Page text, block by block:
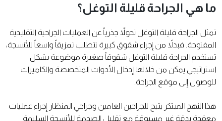
ما هي الجراحة قليلة التوغل؟
تمثل الجراحة قليلة التوغل تحولاً جذرياً عن العمليات الجراحية التقليدية
المفتوحة. فبدلاً من إجراء شقوق كبيرة تتطلب تمزيقاً واسعاً للأنسجة،
تستخدم الجراحة قليلة التوغل شقوقاً صغيرة موضوعة بشكل
استراتيجي يمكن من خلالها إدخال الأدوات المتخصصة والكاميرات
للوصول إلى موقع الجراحة.
هذا النهج المبتكر يتيح للجراحين العامين وجراحي المنظار إجراء عمليات
معقدة بدقة غير مسبوقة مع تقليل الصدمة للأنسجة السليمة